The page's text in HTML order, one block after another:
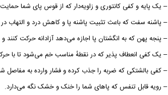
– یک پایه و کفی کانتوری و زاویه‌دار که از قوس پای شما
– پاشنه سفت که باعث تثبیت پاشنه پا و کاهش درد و التهاب
– پنجه پهن که به انگشتان پا اجازه می‌دهد آزادانه حرکت
– یک کفی انعطاف پذیر که در نقطهٔ مناسب خم می‌شود تا با
– کفی بالشتکی که ضربه را جذب کرده و فشار وارده به
– رویه قابل تنفس که پاهای شما را خنک و خشک نگه می‌دارد.